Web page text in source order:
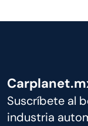
Suscríbete al
industria